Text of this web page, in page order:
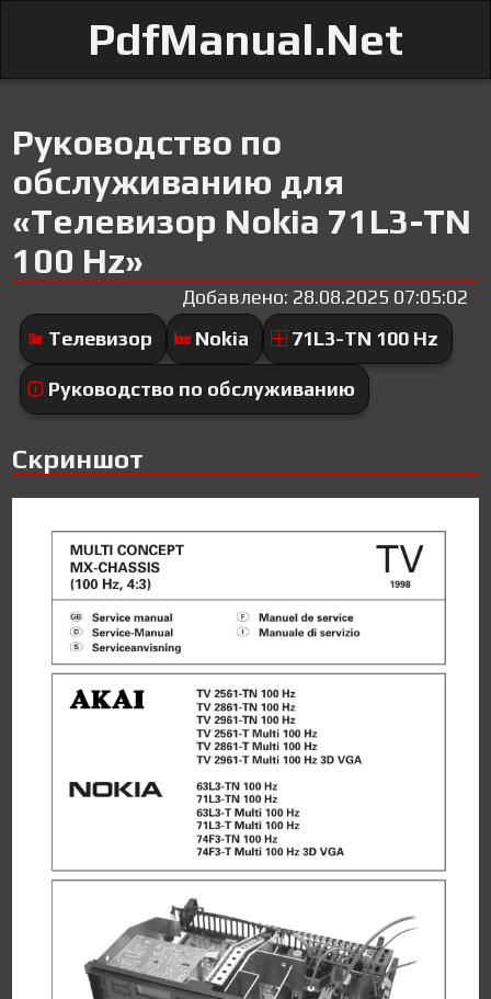
PdfManual.Net
Руководство по
обслуживанию для
«Телевизор Nokia 71L3-TN
100 Hz»
Добавлено: 28.08.2025 07:05:02
Телевизор
Nokia 71L3-TN 100 Hz
Руководство по обслуживанию
Скриншот